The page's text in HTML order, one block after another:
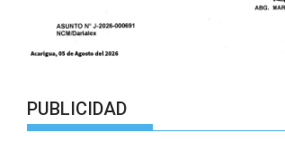
PUBLICIDAD